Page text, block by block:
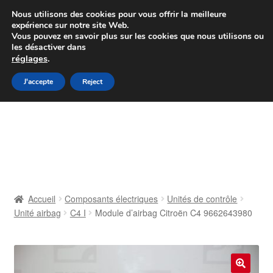
Colissimo livraison à partir de 7 EUR
Du lundi au vendredi de 9 h à 16 h
Aller
à
Aller
au
Contact
Livraison
Accueil Composants électriques
Unités de contrôle
Unité airbag
C4 I Module d’airbag Citroën C4 9662643980
Nous utilisons des cookies pour vous offrir la meilleure
expérience sur notre site Web.
Vous pouvez en savoir plus sur les cookies que nous utilisons ou
les désactiver dans
réglages.
J'accepte Reject